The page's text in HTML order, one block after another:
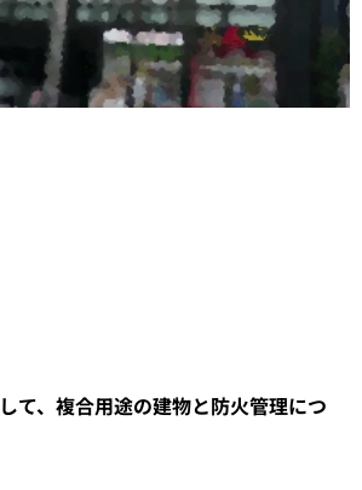
て、複合用途の建物と防火管理につ